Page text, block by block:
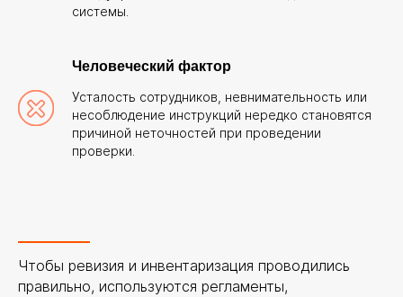
системы.
Человеческий фактор
Усталость сотрудников, невнимательность или
несоблюдение инструкций нередко становятся
причиной неточностей при проведении
проверки.
Чтобы ревизия и инвентаризация проводились
правильно, используются регламенты,
конфиденциальности
ОСТАВЬТЕ ЗАЯВКУ